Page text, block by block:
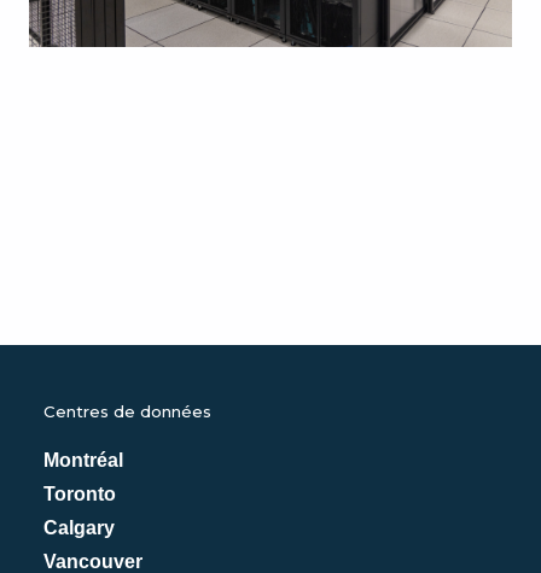
Centres de données
Montréal
Toronto
Calgary
Vancouver